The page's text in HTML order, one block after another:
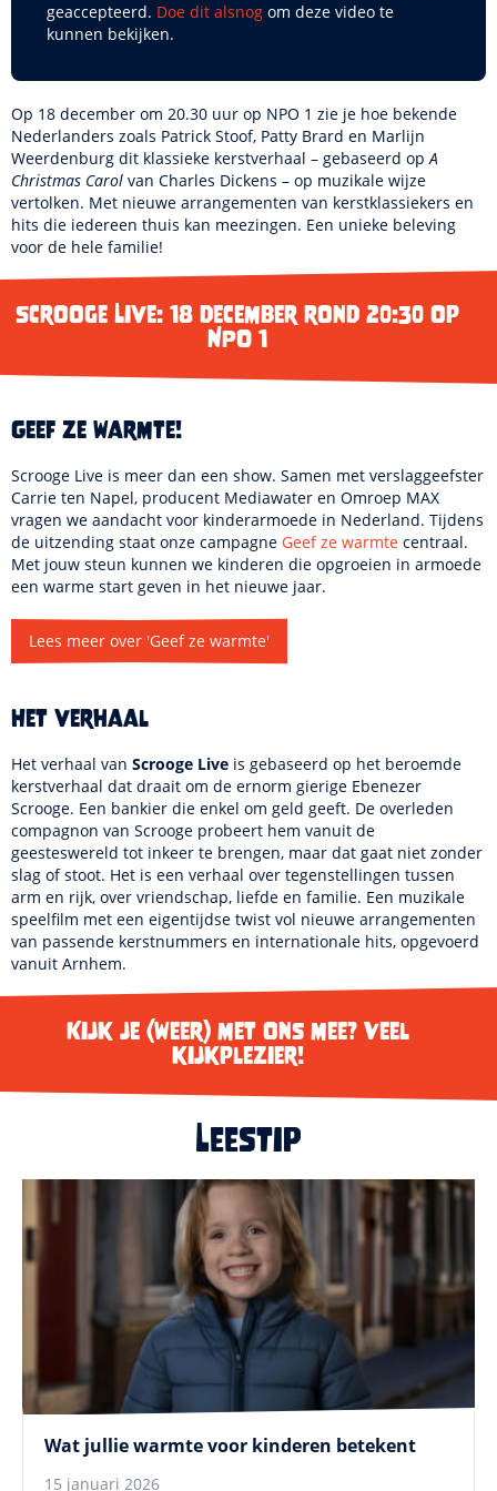
geaccepteerd. Doe dit alsnog om deze video te
kunnen bekijken.
Op 18 december om 20.30 uur op NPO 1 zie je hoe bekende
Nederlanders zoals Patrick Stoof, Patty Brard en Marlijn
Weerdenburg dit klassieke kerstverhaal – gebaseerd opA
Christmas Carol van Charles Dickens – op muzikale wijze
vertolken. Met nieuwe arrangementen van kerstklassiekers en
hits die iedereen thuis kan meezingen. Een unieke beleving
voor de hele familie!
Scrooge Live: 18 december rond 20:30 op
NPO 1
Geef ze warmte!
Scrooge Live is meer dan een show. Samen met verslaggeefster
Carrie ten Napel, producent Mediawater en Omroep MAX
vragen we aandacht voor kinderarmoede in Nederland. Tijdens
de uitzending staat onze campagne Geef ze warmte centraal.
Met jouw steun kunnen we kinderen die opgroeien in armoede
een warme start geven in het nieuwe jaar.
Lees meer over 'Geef ze warmte'
Het verhaal
Het verhaal van Scrooge Live is gebaseerd op het beroemde
kerstverhaal dat draait om de ernorm gierige Ebenezer
Scrooge. Een bankier die enkel om geld geeft. De overleden
compagnon van Scrooge probeert hem vanuit de
geesteswereld tot inkeer te brengen, maar dat gaat niet zonder
slag of stoot. Het is een verhaal over tegenstellingen tussen
arm en rijk, over vriendschap, liefde en familie. Een muzikale
speelfilm met een eigentijdse twist vol nieuwe arrangementen
van passende kerstnummers en internationale hits, opgevoerd
vanuit Arnhem.
Kijk je (weer) met ons mee? Veel
kijkplezier!
Leestip
Wat jullie warmte voor kinderen betekent
15 januari 2026